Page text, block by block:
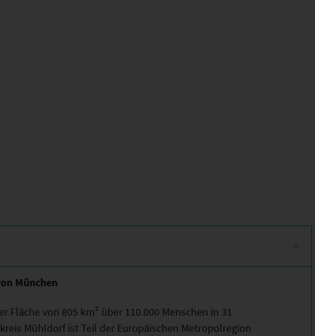
München
von 805 km² über 110.000 Menschen in 31
Mühldorf ist Teil der Europäischen Metropolregion